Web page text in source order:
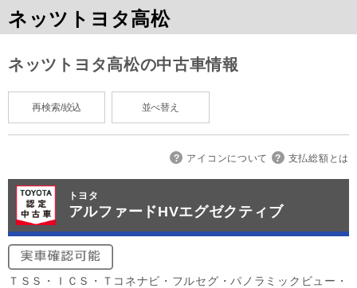
ネッツトヨタ高松
ネッツトヨタ高松の中古車情報
再検索/絞込 並べ替え
アイコンについて 支払総額とは
トヨタ
アルファードHVエグゼクティブ
ＴＳＳ・ＩＣＳ・Ｔコネナビ・フルセグ・パノラミックビュー・